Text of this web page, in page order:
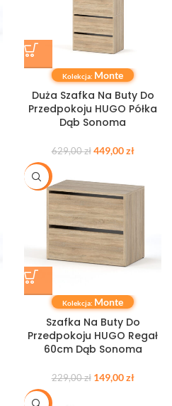
Kolekcja: Monte
Duża Szafka Na Buty Do
Przedpokoju HUGO Półka
Dąb Sonoma
629,00zł 449,00zł
-35%
Kolekcja: Monte
Szafka Na Buty Do
Przedpokoju HUGO Regał
60cm Dąb Sonoma
229,00zł 149,00zł
-35%